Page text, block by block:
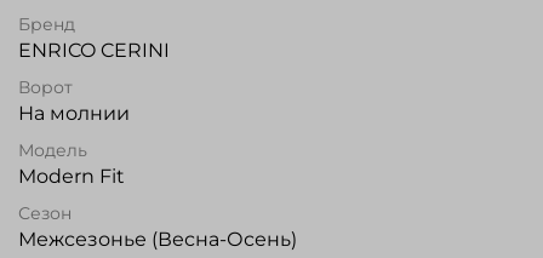
Бренд
ENRICO CERINI
Ворот
На молнии
Модель
Modern Fit
Сезон
Межсезонье (Весна-Осень)